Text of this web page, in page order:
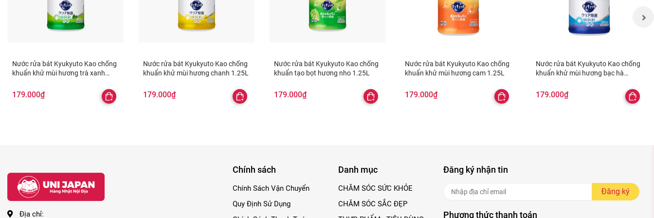
Nước rửa bát Kyukyuto Kao chống
khuẩn khử mùi hương trà xanh
179.000₫
Nước rửa bát Kyukyuto Kao chống
khuẩn khử mùi hương chanh 1.25L
179.000₫
Nước rửa bát Kyukyuto Kao chống
khuẩn tạo bọt hương nho 1.25L
179.000₫
Nước rửa bát Kyukyuto Kao chống
khuẩn khử mùi hương cam 1.25L
179.000₫
Nước rửa bát Kyukyuto Kao chống
khuẩn khử mùi hương bạc hà
179.000₫
Địa chỉ:
Chính sách
Chính Sách Vận Chuyển
Quy Định Sử Dụng
Danh mục
CHĂM SÓC SỨC KHỎE
CHĂM SÓC SẮC ĐẸP
Đăng ký nhận tin
Đăng ký
Phương thức thanh toán